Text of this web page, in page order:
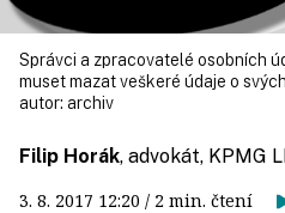
Správci a zpracovatelé osobních
muset mazat veškeré údaje o
autor: archiv
Filip Horák, advokát, KPMG
3. 8. 2017 12:20 / 2 min. čtení